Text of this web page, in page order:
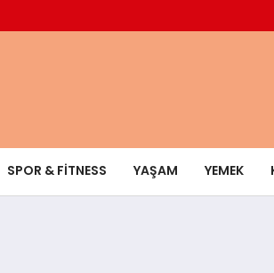
SPOR & FITNESS YAŞAM YEMEK